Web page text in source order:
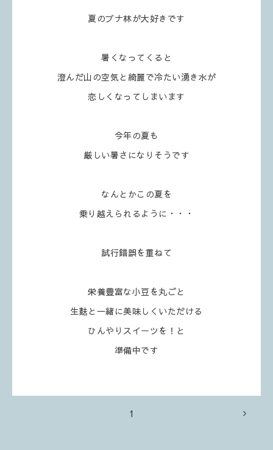
夏のブナ林が大好きです
暑くなってくると
澄んだ山の空気と綺麗で冷たい湧き水が
恋しくなってしまいます
今年の夏も
厳しい暑さになりそうです
なんとかこの夏を
乗り越えられるように・・・
試行錯誤を重ねて
栄養豊富な小豆を丸ごと
生麩と一緒に美味しくいただける
ひんやりスイーツを！と
準備中です
1